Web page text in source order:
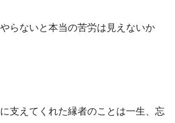
らないと本当の苦労は見えないか
支えてくれた縁者のことは一生、忘